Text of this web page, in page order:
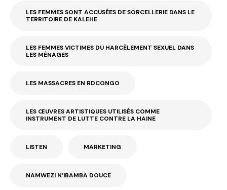
LES FEMMES SONT ACCUSÉES DE SORCELLERIE DANS LE
TERRITOIRE DE KALEHE
LES FEMMES VICTIMES DU HARCÈLEMENT SEXUEL DANS
LES MÉNAGES
LES MASSACRES EN RDCONGO
LES ŒUVRES ARTISTIQUES UTILISÉS COMME
INSTRUMENT DE LUTTE CONTRE LA HAINE
LISTEN MARKETING
NAMWEZI N’IBAMBA DOUCE